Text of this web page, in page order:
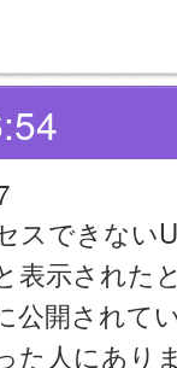
スできない
表示された
公開されて
た人にあり